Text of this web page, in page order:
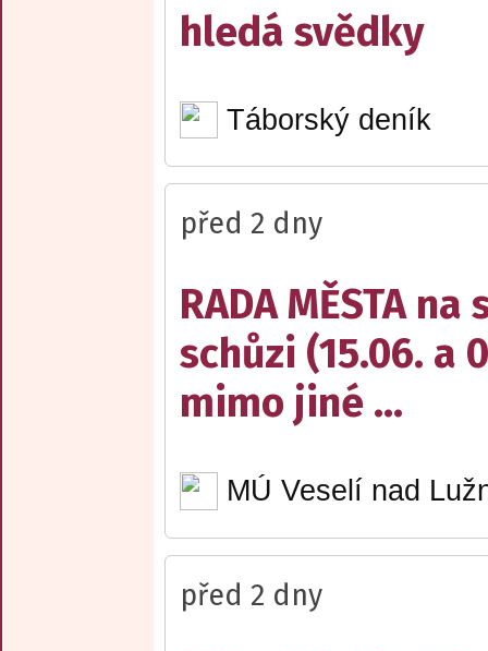
hledá svědky
Táborský deník
před 2 dny
RADA MĚSTA na
schůzi (15.06. a
mimo jiné ...
MÚ Veselí nad
před 2 dny